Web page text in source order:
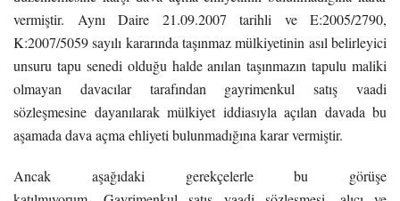
vermiştir. Aynı Daire 21.09.2007 tarihli ve E:2005/2790,
K:2007/5059 sayılı kararında taşınmaz mülkiyetinin asıl belirleyici
unsuru tapu senedi olduğu halde anılan taşınmazın tapulu maliki
olmayan davacılar tarafından gayrimenkul satış vaadi
sözleşmesine dayanılarak mülkiyet iddiasıyla açılan davada bu
aşamada dava açma ehliyeti bulunmadığına karar vermiştir.
Ancak aşağıdaki gerekçelerle bu görüşe